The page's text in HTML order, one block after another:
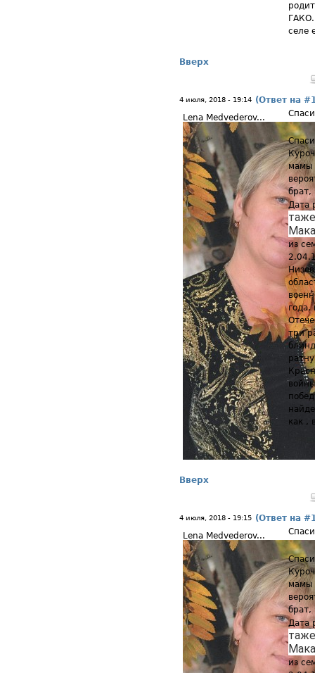
селе
Вверх
4 июля, 2018 - 19:14 (Ответ на
Lena Medvederov...
мамы
брат,
Дата
из
три
как ,
Вверх
4 июля, 2018 - 19:15 (Ответ на
Lena Medvederov...
мамы
брат,
Дата
из